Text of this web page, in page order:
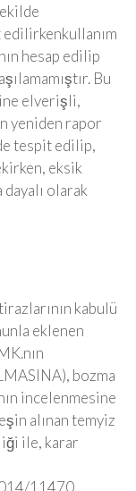
hesap edilip
Bu
elverişli,
yeniden rapor
tespit edilip,
eksik
olarak
kabulü
eklenen
bozma
incelenmesine
alınan temyiz
ile, karar
11470